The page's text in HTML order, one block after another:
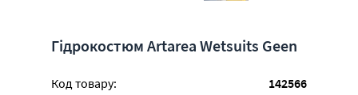
Гідрокостюм Artarea Wetsuits Geen
Код товару:
142566